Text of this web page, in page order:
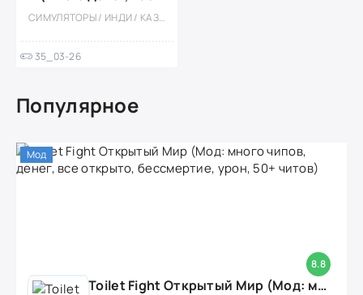
Открыто)
СИМУЛЯТОРЫ / ИНДИ / КАЗУАЛЬНЫЕ / ОДНОПОЛЬЗОВАТЕЛЬСКИЕ / МОД / ОФЛАЙН
35_03-26
Популярное
8.8
Мод
Toilet Fight Открытый Мир (Мод: много чипов, денег, все открыто, бессмертие, урон, 50+ читов)